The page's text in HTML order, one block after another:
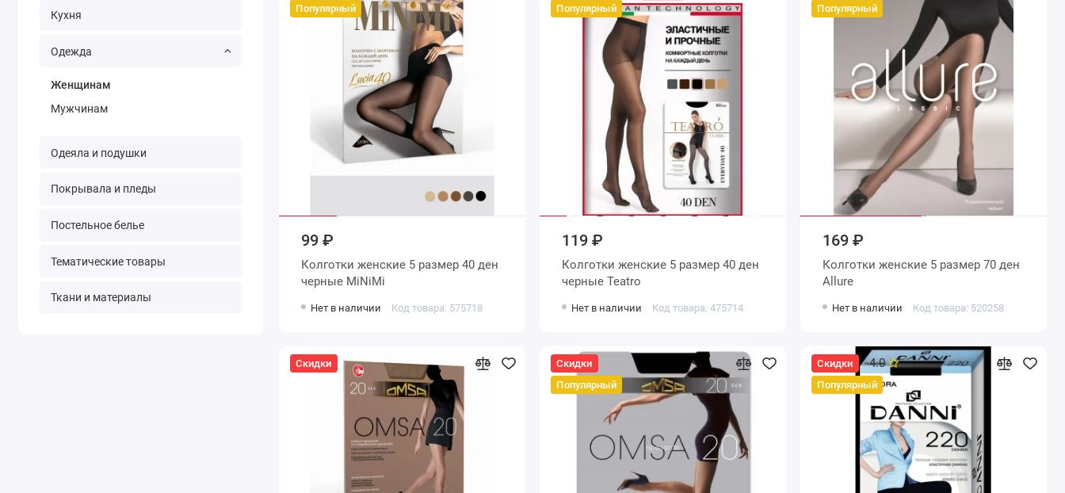
Кухня
Одежда
Женщинам
Мужчинам
Одеяла и подушки
Покрывала и пледы
Постельное белье
Тематические товары
Ткани и материалы
Популярный
99 ₽
Колготки женские 5 размер 40 ден
черные MiNiMi
Нет в наличии Код товара: 575718
Популярный
119 ₽
Колготки женские 5 размер 40 ден
черные Teatro
Нет в наличии Код товара: 475714
Популярный
169 ₽
Колготки женские 5 размер 70 ден
Allure
Нет в наличии Код товара: 520258
Скидки
Скидки
Популярный
Скидки
Популярный
4.0